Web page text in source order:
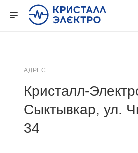
АДРЕС
Кристалл-
Сыктывкар, ул.
34